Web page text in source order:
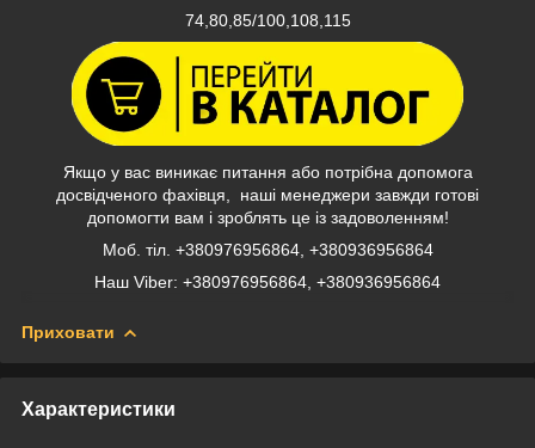
74,80,85/100,108,115
Якщо у вас виникає питання або потрібна допомога
досвідченого фахівця, наші менеджери завжди готові
допомогти вам і зроблять це із задоволенням!
Моб. тіл. +380976956864, +380936956864
Наш Viber: +380976956864, +380936956864
Приховати
Характеристики